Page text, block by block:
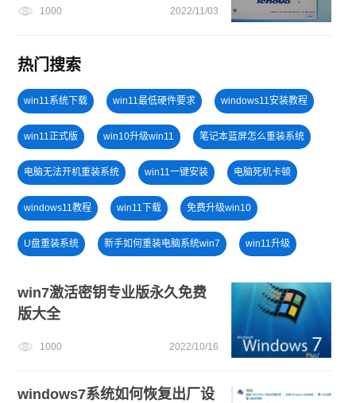
1000 2022/11/03
热门搜索
win11系统下载 win11最低硬件要求 windows11安装教程
win11正式版 win10升级win11 笔记本蓝屏怎么重装系统
电脑无法开机重装系统 win11一键安装 电脑死机卡顿
windows11教程 win11下载 免费升级win10
U盘重装系统 新手如何重装电脑系统win7 win11升级
win11绕过硬件限制安装
旗舰版win7系统安装教程
win7激活密钥专业版永久免费
版大全
1000 2022/10/16
windows7系统如何恢复出厂设